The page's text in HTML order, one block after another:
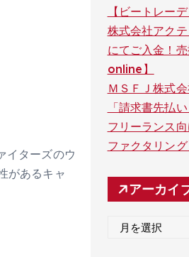
イターズのウ
があるキャ
【ビートレーデ
株式会社アク
にてご入金！
online】
ＭＳＦＪ株式
「請求書先払い
フリーランス
ファクタリング
アーカイ